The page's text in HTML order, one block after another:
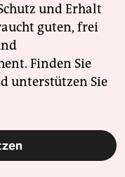
und Erhalt
guten, frei
Finden Sie
unterstützen Sie